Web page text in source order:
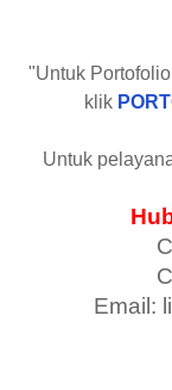
"Untuk
klik
Untuk
Email: